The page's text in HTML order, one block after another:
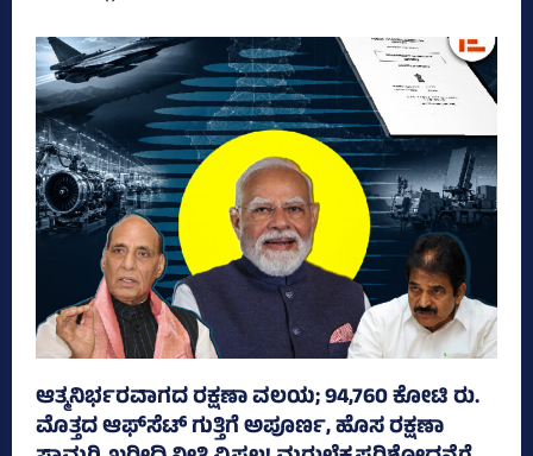
ಆತ್ಮನಿರ್ಭರವಾಗದ ರಕ್ಷಣಾ ವಲಯ; 94,760 ಕೋಟಿ ರು.
ಮೊತ್ತದ ಆಫ್‌ಸೆಟ್ ಗುತ್ತಿಗೆ ಅಪೂರ್ಣ, ಹೊಸ ರಕ್ಷಣಾ